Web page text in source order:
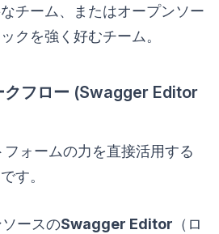
チーム、またはオープンソー
クを強く好むチーム。
クフロー (Swagger Editor
ォームの力を直接活用する
す。
ースのSwagger Editor （ロ